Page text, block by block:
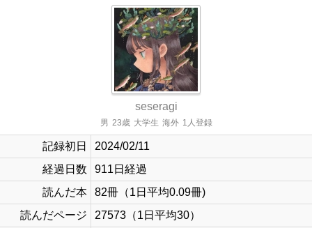
seseragi
男 23歳 大学生 海外 1人登録
記録初日
2024/02/11
経過日数
911日経過
読んだ本
82冊（1日平均0.09冊)
読んだページ
27573（1日平均30）